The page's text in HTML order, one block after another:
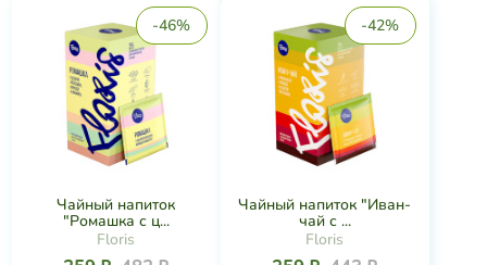
-46%
Чайный напиток
"Ромашка с ц...
Floris
-42%
Чайный напиток "Иван-
чай с ...
Floris